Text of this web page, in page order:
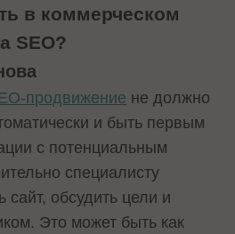
в коммерческом
SEO?
продвижение не должно
и быть первым
с потенциальным
специалисту
сайт, обсудить цели и
Это может быть как